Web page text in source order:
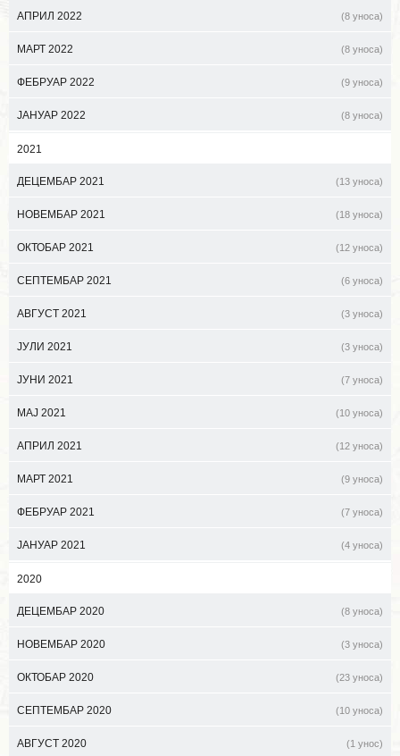
АПРИЛ 2022 (8 уноса)
МАРТ 2022 (8 уноса)
ФЕБРУАР 2022 (9 уноса)
ЈАНУАР 2022 (8 уноса)
2021
ДЕЦЕМБАР 2021 (13 уноса)
НОВЕМБАР 2021 (18 уноса)
ОКТОБАР 2021 (12 уноса)
СЕПТЕМБАР 2021 (6 уноса)
АВГУСТ 2021 (3 уноса)
ЈУЛИ 2021 (3 уноса)
ЈУНИ 2021 (7 уноса)
МАЈ 2021 (10 уноса)
АПРИЛ 2021 (12 уноса)
МАРТ 2021 (9 уноса)
ФЕБРУАР 2021 (7 уноса)
ЈАНУАР 2021 (4 уноса)
2020
ДЕЦЕМБАР 2020 (8 уноса)
НОВЕМБАР 2020 (3 уноса)
ОКТОБАР 2020 (23 уноса)
СЕПТЕМБАР 2020 (10 уноса)
АВГУСТ 2020 (1 унос)